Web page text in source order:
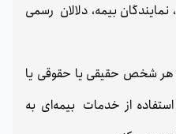
بیمه، دلالان رسمی
هر شخص حقیقی یا حقوقی یا
از خدمات بیمه‌ای به